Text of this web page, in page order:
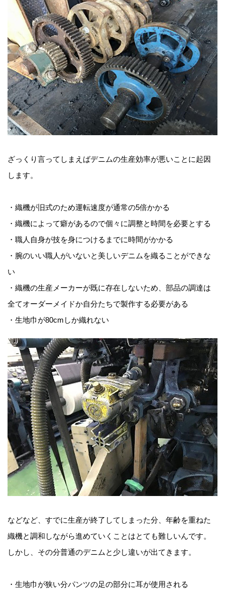
ざっくり言ってしまえばデニムの生産効率が悪いことに起因
します。
・織機が旧式のため運転速度が通常の5倍かかる
・織機によって癖があるので個々に調整と時間を必要とする
・職人自身が技を身につけるまでに時間がかかる
・腕のいい職人がいないと美しいデニムを織ることができな
い
・織機の生産メーカーが既に存在しないため、部品の調達は
全てオーダーメイドか自分たちで製作する必要がある
・生地巾が80cmしか織れない
などなど、すでに生産が終了してしまった分、年齢を重ねた
織機と調和しながら進めていくことはとても難しいんです。
しかし、その分普通のデニムと少し違いが出てきます。
・生地巾が狭い分パンツの足の部分に耳が使用される